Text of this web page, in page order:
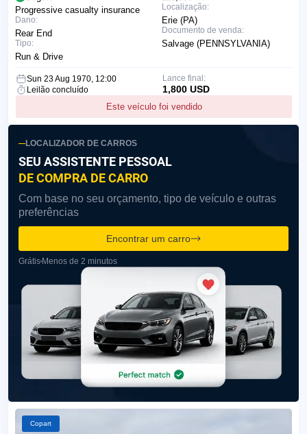
Localização:
Erie (PA)
Documento de venda:
Salvage (PENNSYLVANIA)
Progressive casualty insurance
Dano:
Rear End
Tipo:
Run & Drive
Sun 23 Aug 1970, 12:00
Leilão concluído
Este veículo foi vendido
Lance final:
1,800 USD
LOCALIZADOR DE CARROS
SEU ASSISTENTE PESSOAL
DE COMPRA DE CARRO
Com base no seu orçamento, tipo de veículo e outras
preferências
Encontrar um carro
Grátis Menos de 2 minutos
Copart